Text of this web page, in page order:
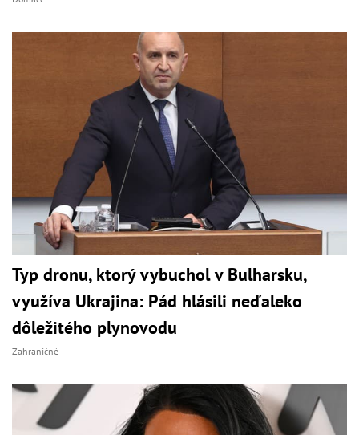
Typ dronu, ktorý vybuchol v Bulharsku,
využíva Ukrajina: Pád hlásili neďaleko
dôležitého plynovodu
Zahraničné